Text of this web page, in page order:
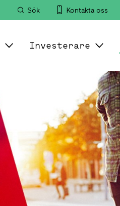
Sök Kontakta oss
Investerare